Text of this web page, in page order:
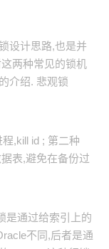
设计思路,也是并
两种常见的锁机
介绍. 悲观锁
,kill id ; 第二种
表,避免在备份过
是通过给索引上的
不同,后者是通